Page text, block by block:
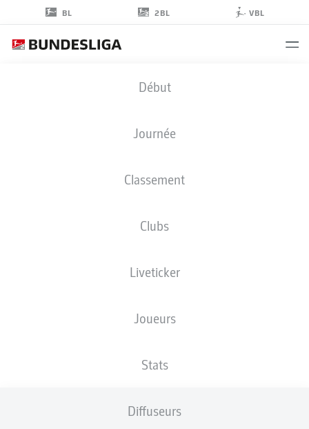
BL 2BL VBL
Début
Journée
Classement
Clubs
Liveticker
Joueurs
Stats
Diffuseurs
13.03.2001